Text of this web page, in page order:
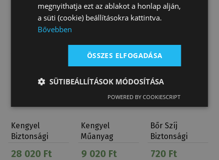
Kengyel
Biztonsági
28 020 Ft
Kengyel
Műanyag
9 020 Ft
Bőr Szíj
Biztonsági
720 Ft
megnyithatja ezt az ablakot a honlap alján,
a süti (cookie) beállításokra kattintva.
Bővebben
ÖSSZES ELFOGADÁSA
SÜTIBEÁLLÍTÁSOK MÓDOSÍTÁSA
POWERED BY COOKIESCRIPT